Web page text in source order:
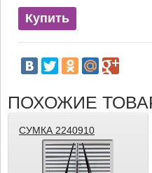
Купить
ПОХОЖИЕ
СУМКА 2240910